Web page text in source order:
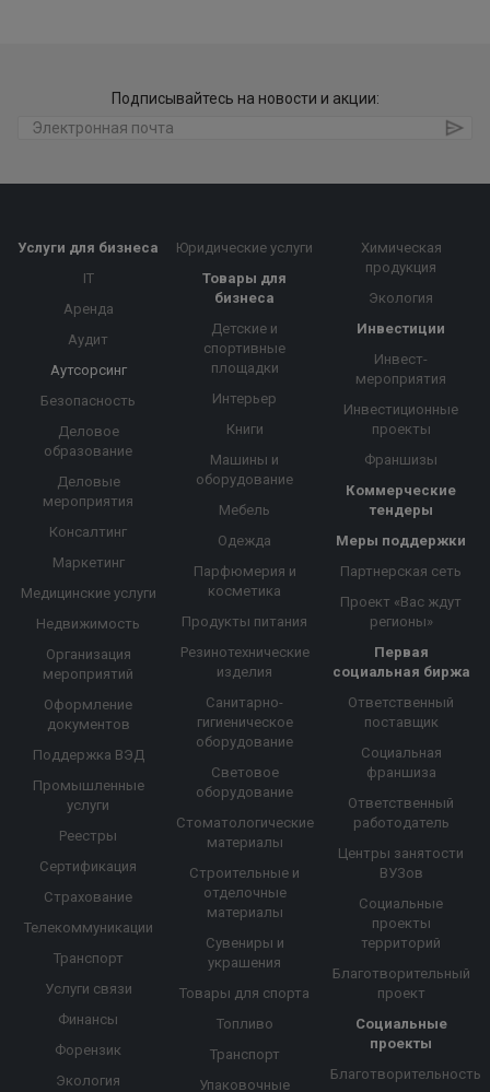
Подписывайтесь на новости и акции:
Услуги для бизнеса
IT
Аренда
Аудит
Аутсорсинг
Безопасность
Деловое
образование
Деловые
мероприятия
Консалтинг
Маркетинг
Медицинские услуги
Недвижимость
Организация
мероприятий
Оформление
документов
Поддержка ВЭД
Промышленные
услуги
Реестры
Сертификация
Страхование
Телекоммуникации
Транспорт
Услуги связи
Финансы
Форензик
Экология
Юридические услуги
Товары для
бизнеса
Детские и
спортивные
площадки
Интерьер
Книги
Машины и
оборудование
Мебель
Одежда
Парфюмерия и
косметика
Продукты питания
Резинотехнические
изделия
Санитарно-
гигиеническое
оборудование
Световое
оборудование
Стоматологические
материалы
Строительные и
отделочные
материалы
Сувениры и
украшения
Товары для спорта
Топливо
Транспорт
Упаковочные
Химическая
продукция
Экология
Инвестиции
Инвест-
мероприятия
Инвестиционные
проекты
Франшизы
Коммерческие
тендеры
Меры поддержки
Партнерская сеть
Проект «Вас ждут
регионы»
Первая
социальная биржа
Ответственный
поставщик
Социальная
франшиза
Ответственный
работодатель
Центры занятости
ВУЗов
Социальные
проекты
территорий
Благотворительный
проект
Социальные
проекты
Благотворительность